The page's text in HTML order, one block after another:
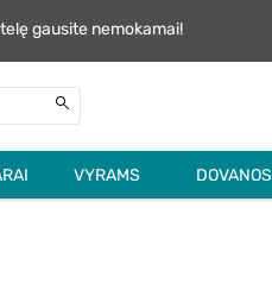
gausite nemokamai!
VYRAMS DOVANOS